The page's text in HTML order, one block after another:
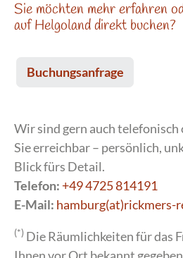
Sie möchten mehr erfahren
auf Helgoland direkt buchen?
Buchungsanfrage
Wir sind gern auch
Sie erreichbar – persönlich,
Blick fürs Detail.
Telefon: +49 4725 814191
E-Mail: hamburg(at)rickmers-
(*) Die Räumlichkeiten für das